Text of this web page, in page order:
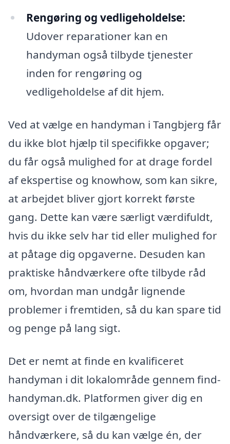
Rengøring og vedligeholdelse:
Udover reparationer kan en
handyman også tilbyde tjenester
inden for rengøring og
vedligeholdelse af dit hjem.
Ved at vælge en handyman i Tangbjerg får
du ikke blot hjælp til specifikke opgaver;
du får også mulighed for at drage fordel
af ekspertise og knowhow, som kan sikre,
at arbejdet bliver gjort korrekt første
gang. Dette kan være særligt værdifuldt,
hvis du ikke selv har tid eller mulighed for
at påtage dig opgaverne. Desuden kan
praktiske håndværkere ofte tilbyde råd
om, hvordan man undgår lignende
problemer i fremtiden, så du kan spare tid
og penge på lang sigt.
Det er nemt at finde en kvalificeret
handyman i dit lokalområde gennem find-
handyman.dk. Platformen giver dig en
oversigt over de tilgængelige
håndværkere, så du kan vælge én, der